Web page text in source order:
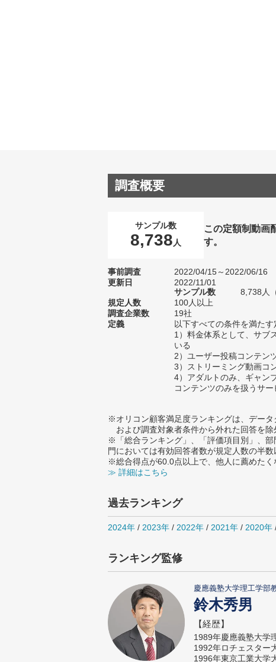
調査概要
サンプル数
8,738 人
この定額制動画
す。
事前調査
2022/04/15～2022/06/16
更新日
2022/11/01
サンプル数
8,738人
規定人数
100人以上
調査企業数
19社
定義
以下すべての条件を満た
1）料金体系として、サブ
いる
2）ユーザー投稿コンテン
3）ストリーミング動画コ
4）アダルトのみ、ギャン
コンテンツのみを扱うサ
※オリコン顧客満足度ランキングは、データ
および調査対象者条件から外れた回答を除
※「総合ランキング」、「評価項目別」、
門においては有効回答者数が規定人数の半
※総合得点が60.0点以上で、他人に薦めたく
≫ 詳細はこちら
過去ランキング
2024年 / 2023年 / 2022年 / 2021年 / 2020年
ランキング監修
慶應義塾大学理工学部
鈴木秀男
【経歴】
1989年慶應義塾大学
1992年ロチェスター
1996年東京工業大学